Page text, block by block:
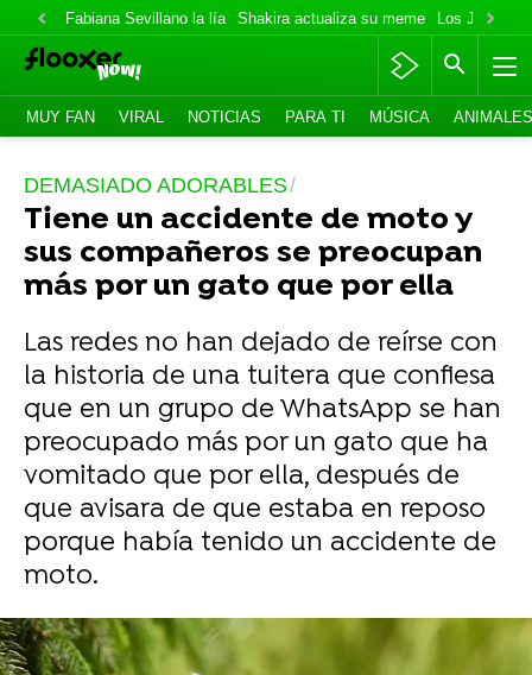
Fabiana Sevillano la lía Shakira actualiza su meme Los Jonas
MUY FAN VIRAL NOTICIAS PARA TI MÚSICA ANIMALES
DEMASIADO ADORABLES
Tiene un accidente de moto y
sus compañeros se preocupan
más por un gato que por ella
Las redes no han dejado de reírse con
la historia de una tuitera que confiesa
que en un grupo de WhatsApp se han
preocupado más por un gato que ha
vomitado que por ella, después de
que avisara de que estaba en reposo
porque había tenido un accidente de
moto.